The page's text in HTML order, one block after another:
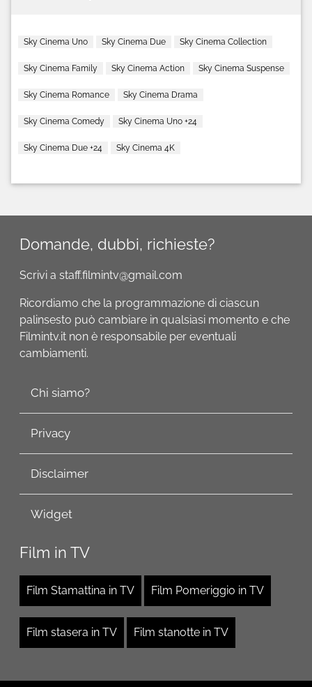
Sky Cinema Uno Sky Cinema Due Sky Cinema Collection
Sky Cinema Family Sky Cinema Action Sky Cinema Suspense
Sky Cinema Romance Sky Cinema Drama
Sky Cinema Comedy Sky Cinema Uno +24
Sky Cinema Due +24 Sky Cinema 4K
Domande, dubbi, richieste?
Scrivi a staff.filmintv@gmail.com
Ricordiamo che la programmazione di ciascun
palinsesto può cambiare in qualsiasi momento e che
Filmintv.it non è responsabile per eventuali
cambiamenti.
Chi siamo?
Privacy
Disclaimer
Widget
Film in TV
Film Stamattina in TV Film Pomeriggio in TV
Film stasera in TV Film stanotte in TV